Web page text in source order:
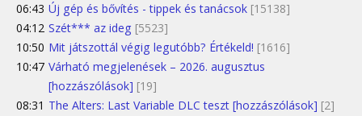
06:43 Új gép és bővítés - tippek és tanácsok [15138]
04:12 Szét*** az ideg [5523]
10:50 Mit játszottál végig legutóbb? Értékeld! [1616]
10:47 Várható megjelenések – 2026. augusztus
[hozzászólások] [19]
08:31 The Alters: Last Variable DLC teszt [hozzászólások] [2]